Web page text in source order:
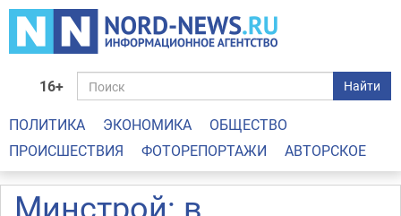
16+ Найти
ПОЛИТИКА ЭКОНОМИКА
ОБЩЕСТВО
ПРОИСШЕСТВИЯ
ФОТОРЕПОРТАЖИ АВТОРСКОЕ
Минстрой: в